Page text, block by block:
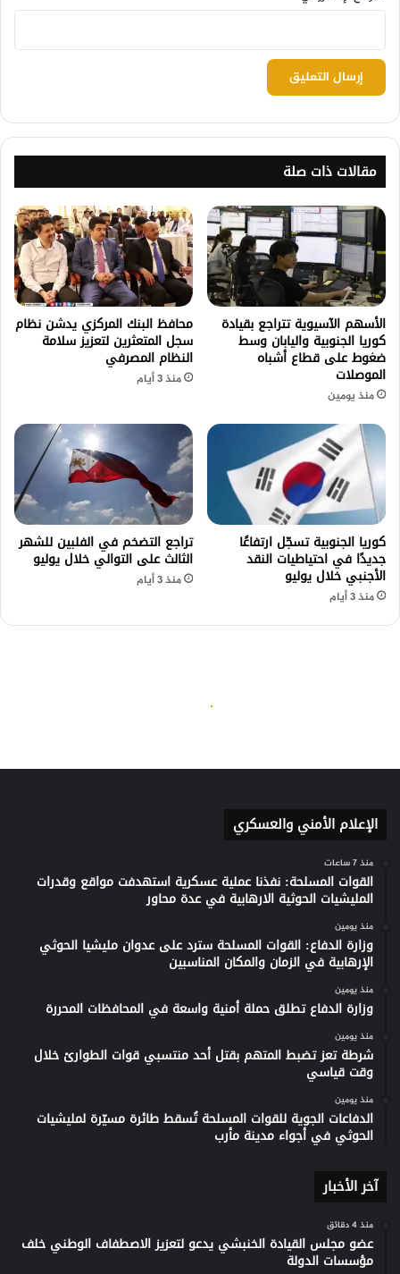
الإعلام الأمني والعسكري
منذ 7 ساعات
القوات المسلحة: نفذنا عملية عسكرية استهدفت مواقع وقدرات
المليشيات الحوثية الارهابية في عدة محاور
منذ يومين
وزارة الدفاع: القوات المسلحة سترد على عدوان مليشيا الحوثي
الإرهابية في الزمان والمكان المناسبين
منذ يومين
وزارة الدفاع تطلق حملة أمنية واسعة في المحافظات المحررة
منذ يومين
شرطة تعز تضبط المتهم بقتل أحد منتسبي قوات الطوارئ خلال
وقت قياسي
منذ يومين
الدفاعات الجوية للقوات المسلحة تُسقط طائرة مسيّرة لمليشيات
الحوثي في أجواء مدينة مأرب
آخر الأخبار
منذ 4 دقائق
عضو مجلس القيادة الخنبشي يدعو لتعزيز الاصطفاف الوطني خلف
مؤسسات الدولة